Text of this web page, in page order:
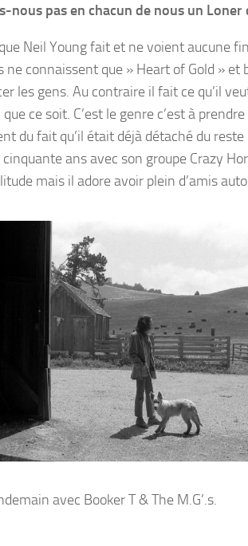
nous pas en chacun de nous un
Neil Young fait et ne voient aucune
connaissent que » Heart of Gold » et
les gens. Au contraire il fait ce qu’il
ce soit. C’est le genre c’est à
du fait qu’il était déjà détaché du reste
ans avec son groupe Crazy
mais il adore avoir plein d’amis
avec Booker T & The M.G’.s.